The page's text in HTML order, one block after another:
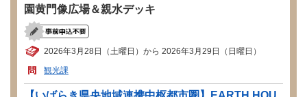
園黄門像広場＆親水デッキ
2026年3月28日（土曜日）から 2026年3月29日（日曜日）
観光課